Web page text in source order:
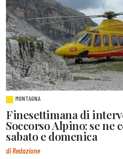
MONTAGNA
Finesettimana di
Soccorso Alpino: se ne
sabato e domenica
di Redazione